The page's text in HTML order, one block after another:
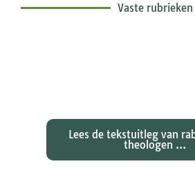
Vaste rubrieken
Lees de tekstuitleg van
theologen ...